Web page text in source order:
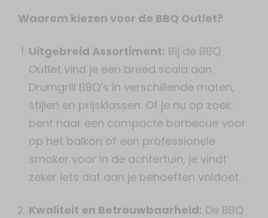
Waarom kiezen voor de BBQ Outlet?
Uitgebreid Assortiment: Bij de BBQ
Outlet vind je een breed scala aan
Drumgrill BBQ’s in verschillende maten,
stijlen en prijsklassen. Of je nu op zoek
bent naar een compacte barbecue voor
op het balkon of een professionele
smoker voor in de achtertuin, je vindt
zeker iets dat aan je behoeften voldoet.
Kwaliteit en Betrouwbaarheid: De BBQ